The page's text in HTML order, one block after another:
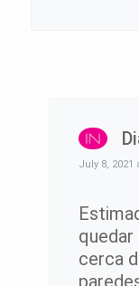
July 8, 2021
cerca